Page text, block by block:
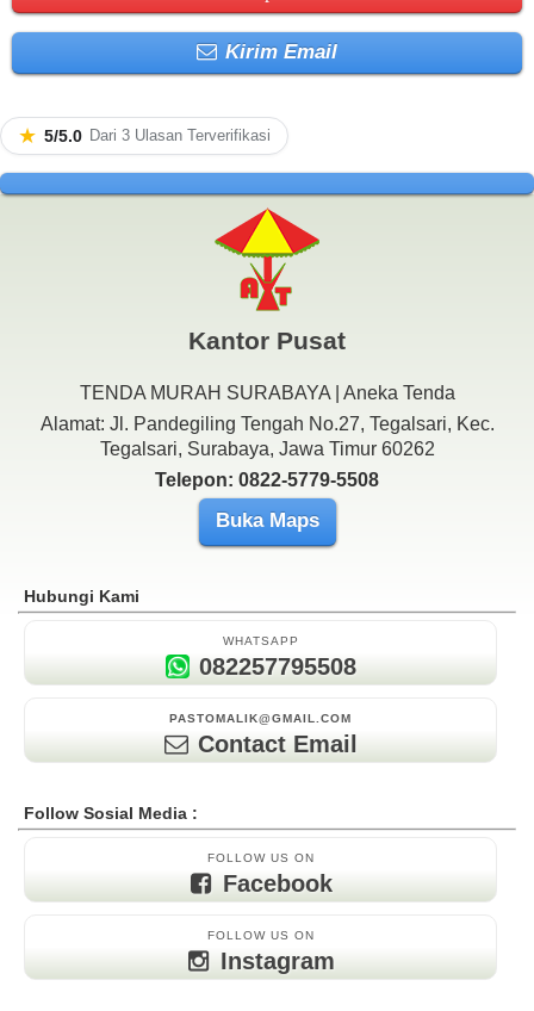
Kirim Email
★ 5/5.0 Dari 3 Ulasan Terverifikasi
Kantor Pusat
TENDA MURAH SURABAYA | Aneka Tenda
Alamat: Jl. Pandegiling Tengah No.27, Tegalsari, Kec.
Tegalsari, Surabaya, Jawa Timur 60262
Telepon: 0822-5779-5508
Buka Maps
Hubungi Kami
WHATSAPP
082257795508
PASTOMALIK@GMAIL.COM
Contact Email
Follow Sosial Media :
FOLLOW US ON
Facebook
FOLLOW US ON
Instagram